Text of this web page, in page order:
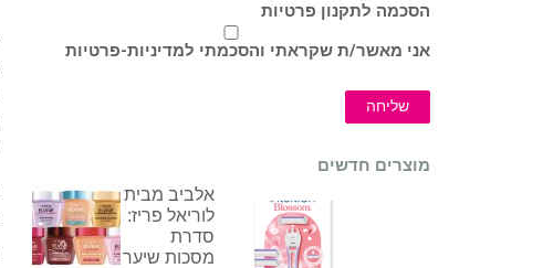
הסכמה לתקנון פרטיות
אני מאשר/ת שקראתי והסכמתי למדיניות-פרטיות
שליחה
מוצרים חדשים
אלביב מבית
לוריאל פריז:
סדרת
מסכות שיער